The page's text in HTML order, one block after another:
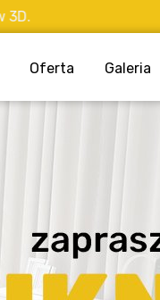
Oferta Galeria